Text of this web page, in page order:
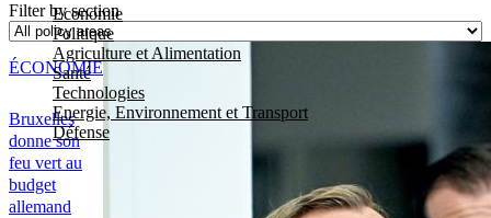
Economie
Politique
Agriculture et Alimentation
Santé
Technologies
Energie, Environnement et Transport
Défense
Filter by section
Bruxelles
donne son
feu vert au
budget
allemand
ÉCONOMIE